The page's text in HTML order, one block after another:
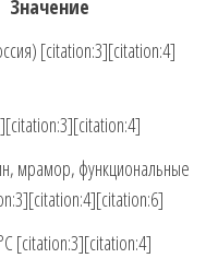
Значение
[citation:3][citation:4]
мрамор, функциональные
[citation:3][citation:4]